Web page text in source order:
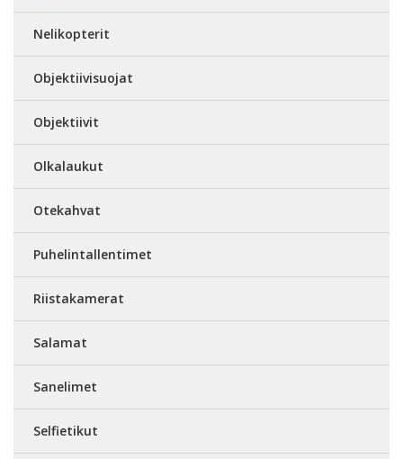
Nelikopterit
Objektiivisuojat
Objektiivit
Olkalaukut
Otekahvat
Puhelintallentimet
Riistakamerat
Salamat
Sanelimet
Selfietikut